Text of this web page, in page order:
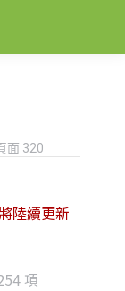
面 320
項
陸續更新